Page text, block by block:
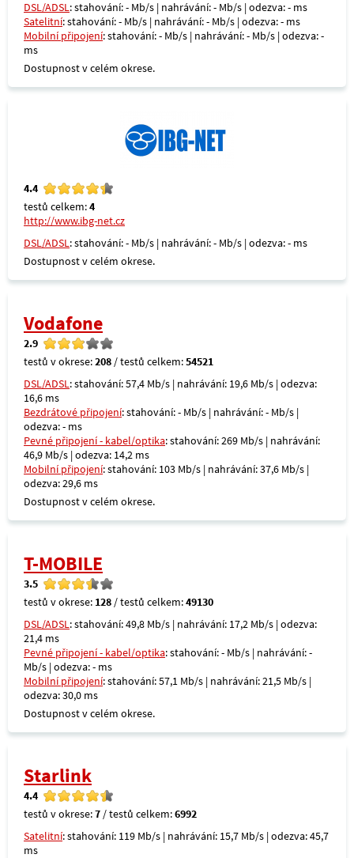
DSL/ADSL: stahování: - Mb/s | nahrávání: - Mb/s | odezva: - ms
Satelitní: stahování: - Mb/s | nahrávání: - Mb/s | odezva: - ms
Mobilní připojení: stahování: - Mb/s | nahrávání: - Mb/s | odezva: -
ms
Dostupnost v celém okrese.
4.4
testů celkem:4
http://www.ibg-net.cz
DSL/ADSL: stahování: - Mb/s | nahrávání: - Mb/s | odezva: - ms
Dostupnost v celém okrese.
Vodafone
2.9
testů v okrese:208 / testů celkem:54521
DSL/ADSL: stahování: 57,4 Mb/s | nahrávání: 19,6 Mb/s | odezva:
16,6 ms
Bezdrátové připojení: stahování: - Mb/s | nahrávání: - Mb/s |
odezva: - ms
Pevné připojení - kabel/optika: stahování: 269 Mb/s | nahrávání:
46,9 Mb/s | odezva: 14,2 ms
Mobilní připojení: stahování: 103 Mb/s | nahrávání: 37,6 Mb/s |
odezva: 29,6 ms
Dostupnost v celém okrese.
T-MOBILE
3.5
testů v okrese: 128 / testů celkem:49130
DSL/ADSL: stahování: 49,8 Mb/s | nahrávání: 17,2 Mb/s | odezva:
21,4 ms
Pevné připojení - kabel/optika: stahování: - Mb/s | nahrávání: -
Mb/s | odezva: - ms
Mobilní připojení: stahování: 57,1 Mb/s | nahrávání: 21,5 Mb/s |
odezva: 30,0 ms
Dostupnost v celém okrese.
Starlink
4.4
testů v okrese:7 / testů celkem:6992
Satelitní: stahování: 119 Mb/s | nahrávání: 15,7 Mb/s | odezva: 45,7
ms